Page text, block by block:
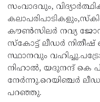
സംവാദവും,
കൗൺസിലർ നവ്യ
സ്കോട്ട് ലീഡർ നിതീഷ്
സ്ഥാനവും
നിഹാൽ, യദുനന്ദ് കെ
നേർന്നു.റെയിഞ്ചർ
പറഞ്ഞു.